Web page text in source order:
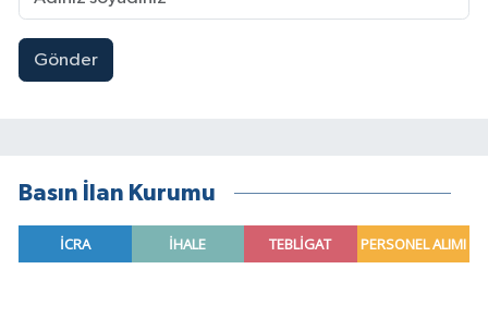
Gönder
Basın İlan Kurumu